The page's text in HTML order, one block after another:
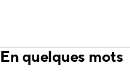
En quelques mots